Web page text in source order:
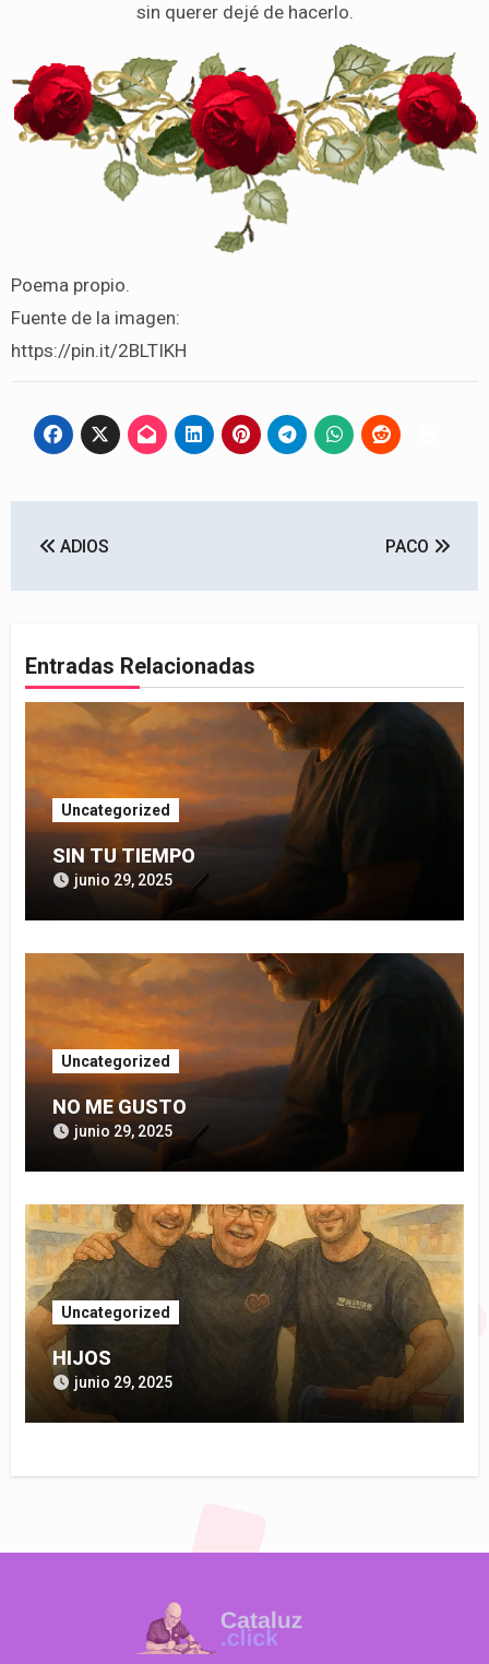
sin querer dejé de hacerlo.
Poema propio.
Fuente de la imagen:
https://pin.it/2BLTIKH
ADIOS PACO
Entradas Relacionadas
Uncategorized
SIN TU TIEMPO
junio 29, 2025
Uncategorized
NO ME GUSTO
junio 29, 2025
Uncategorized
HIJOS
junio 29, 2025